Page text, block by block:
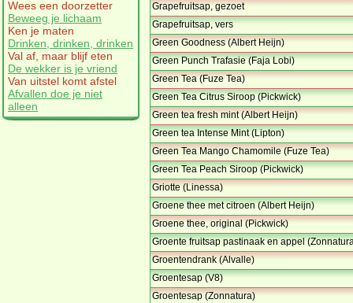
Wees een doorzetter
Beweeg je lichaam
Ken je maten
Drinken, drinken, drinken
Val af, maar blijf eten
De wekker is je vriend
Van uitstel komt afstel
Afvallen doe je niet
alleen
Grapefruitsap, gezoet
Grapefruitsap, vers
Green Goodness (Albert Heijn)
Green Punch Trafasie (Faja Lobi)
Green Tea (Fuze Tea)
Green Tea Citrus Siroop (Pickwick)
Green tea fresh mint (Albert Heijn)
Green tea Intense Mint (Lipton)
Green Tea Mango Chamomile (Fuze Tea)
Green Tea Peach Siroop (Pickwick)
Griotte (Linessa)
Groene thee met citroen (Albert Heijn)
Groene thee, original (Pickwick)
Groente fruitsap pastinaak en appel
Groentendrank (Alvalle)
Groentesap (V8)
Groentesap (Zonnatura)